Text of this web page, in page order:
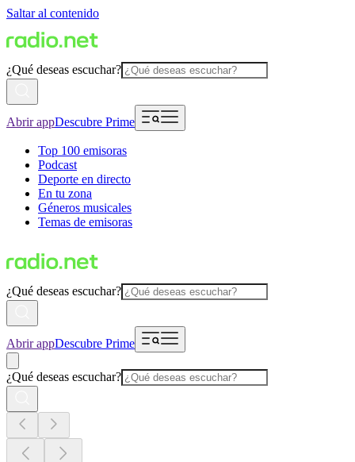
Saltar al contenido
¿Qué deseas escuchar?
Abrir appDescubre Prime
Top 100 emisoras
Podcast
Deporte en directo
En tu zona
Géneros musicales
Temas de emisoras
¿Qué deseas escuchar?
Abrir appDescubre Prime
¿Qué deseas escuchar?